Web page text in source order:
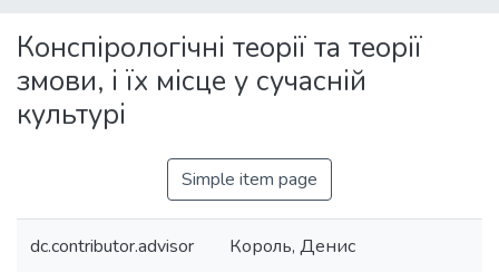
Statistics
Конспірологічні теорії та теорії
змови, і їх місце у сучасній
культурі
Simple item page
dc.contributor.advisor Король, Денис